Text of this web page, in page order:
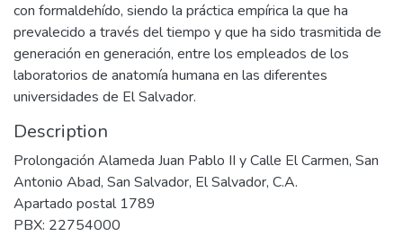
con formaldehído, siendo la práctica empírica la que ha
prevalecido a través del tiempo y que ha sido trasmitida de
generación en generación, entre los empleados de los
laboratorios de anatomía humana en las diferentes
universidades de El Salvador.
Description
Prolongación Alameda Juan Pablo II y Calle El Carmen, San
Antonio Abad, San Salvador, El Salvador, C.A.
Apartado postal 1789
PBX: 22754000